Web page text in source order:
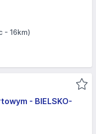
- 16km)
- BIELSKO-